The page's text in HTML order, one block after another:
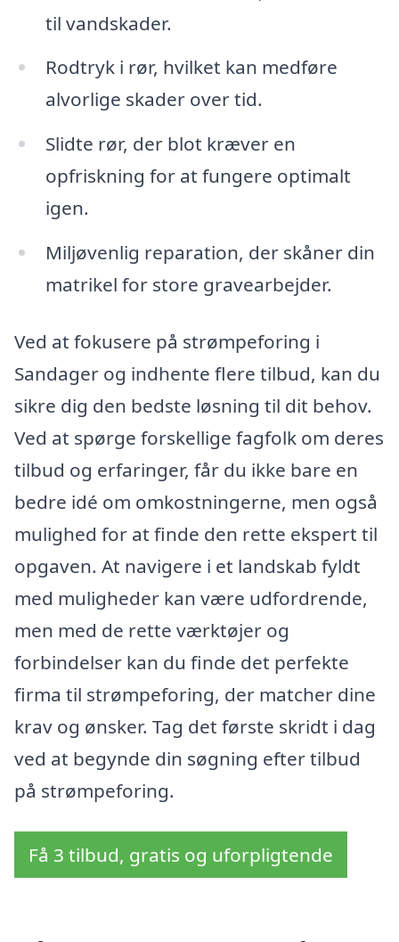
til vandskader.
Rodtryk i rør, hvilket kan medføre
alvorlige skader over tid.
Slidte rør, der blot kræver en
opfriskning for at fungere optimalt
igen.
Miljøvenlig reparation, der skåner din
matrikel for store gravearbejder.
Ved at fokusere på strømpeforing i
Sandager og indhente flere tilbud, kan du
sikre dig den bedste løsning til dit behov.
Ved at spørge forskellige fagfolk om deres
tilbud og erfaringer, får du ikke bare en
bedre idé om omkostningerne, men også
mulighed for at finde den rette ekspert til
opgaven. At navigere i et landskab fyldt
med muligheder kan være udfordrende,
men med de rette værktøjer og
forbindelser kan du finde det perfekte
firma til strømpeforing, der matcher dine
krav og ønsker. Tag det første skridt i dag
ved at begynde din søgning efter tilbud
på strømpeforing.
Få 3 tilbud, gratis og uforpligtende